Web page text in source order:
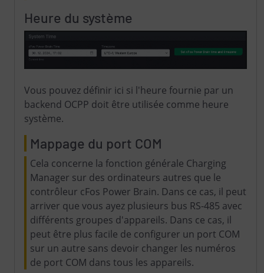
Heure du système
Vous pouvez définir ici si l'heure fournie par un
backend OCPP doit être utilisée comme heure
système.
Mappage du port COM
Cela concerne la fonction générale Charging
Manager sur des ordinateurs autres que le
contrôleur cFos Power Brain. Dans ce cas, il peut
arriver que vous ayez plusieurs bus RS-485 avec
différents groupes d'appareils. Dans ce cas, il
peut être plus facile de configurer un port COM
sur un autre sans devoir changer les numéros
de port COM dans tous les appareils.